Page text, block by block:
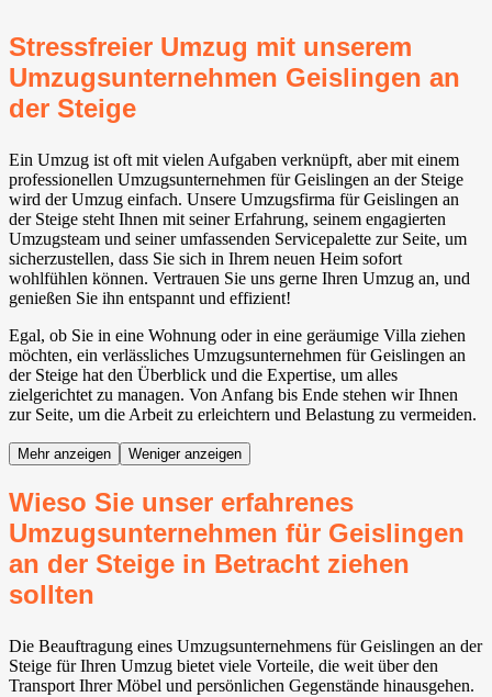
Stressfreier Umzug mit unserem
Umzugsunternehmen Geislingen an
der Steige
Ein Umzug ist oft mit vielen Aufgaben verknüpft, aber mit einem
professionellen Umzugsunternehmen für Geislingen an der Steige
wird der Umzug einfach. Unsere Umzugsfirma für Geislingen an
der Steige steht Ihnen mit seiner Erfahrung, seinem engagierten
Umzugsteam und seiner umfassenden Servicepalette zur Seite, um
sicherzustellen, dass Sie sich in Ihrem neuen Heim sofort
wohlfühlen können. Vertrauen Sie uns gerne Ihren Umzug an, und
genießen Sie ihn entspannt und effizient!
Egal, ob Sie in eine Wohnung oder in eine geräumige Villa ziehen
möchten, ein verlässliches Umzugsunternehmen für Geislingen an
der Steige hat den Überblick und die Expertise, um alles
zielgerichtet zu managen. Von Anfang bis Ende stehen wir Ihnen
zur Seite, um die Arbeit zu erleichtern und Belastung zu vermeiden.
Mehr anzeigen Weniger anzeigen
Wieso Sie unser erfahrenes
Umzugsunternehmen für Geislingen
an der Steige in Betracht ziehen
sollten
Die Beauftragung eines Umzugsunternehmens für Geislingen an der
Steige für Ihren Umzug bietet viele Vorteile, die weit über den
Transport Ihrer Möbel und persönlichen Gegenstände hinausgehen.